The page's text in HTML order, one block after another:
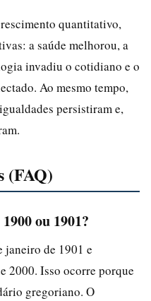
quantitativo,
a saúde melhorou, a
invadiu o cotidiano e o
Ao mesmo tempo,
persistiram e,
(FAQ)
ou 1901?
janeiro de 1901 e
2000. Isso ocorre porque
gregoriano. O